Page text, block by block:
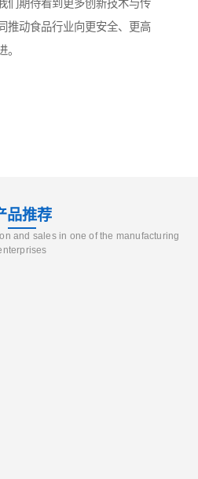
们期待看到更多创新技术与传
推动食品行业向更安全、更高
。
品推荐
and sales in one of the manufacturing